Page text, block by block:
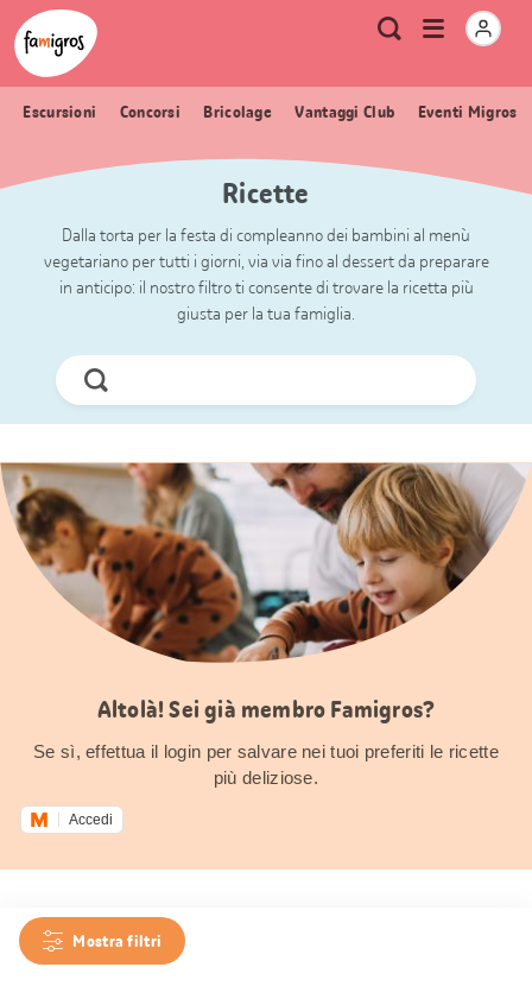
Navigazione
segnalibri
Header
Logo Metanavigazione
Ricerca
Apri
menu
Escursioni Concorsi Bricolage Vantaggi Club Eventi Migros
Ricette
Dalla torta per la festa di compleanno dei bambini al menù
vegetariano per tutti i giorni, via via fino al dessert da preparare
in anticipo: il nostro filtro ti consente di trovare la ricetta più
giusta per la tua famiglia.
Cerca
ora
Altolà! Sei già membro Famigros?
Se sì, effettua il login per salvare nei tuoi preferiti le ricette
più deliziose.
Accedi
Mostra filtri